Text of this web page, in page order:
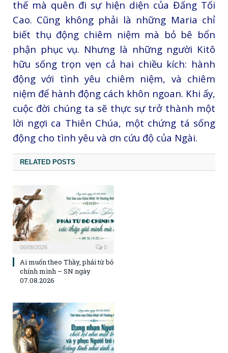
thế mà quên đi sự hiện diện của Đấng Tối
Cao. Cũng không phải là những Maria chỉ
biết thụ động chiêm niệm mà bỏ bê bổn
phận phục vụ. Nhưng là những người Kitô
hữu sống trọn vẹn cả hai chiều kích: hành
động với tình yêu chiêm niệm, và chiêm
niệm để hành động cách khôn ngoan. Khi ấy,
cuộc đời chúng ta sẽ thực sự trở thành một
lời ngợi ca Thiên Chúa, một chứng tá sống
động cho tình yêu và ơn cứu độ của Ngài.
RELATED POSTS
06/08/2026 0
Ai muốn theo Thầy, phải từ bỏ
chính mình – SN ngày
07.08.2026